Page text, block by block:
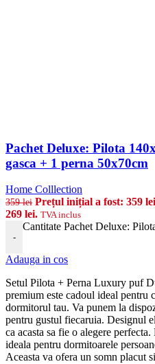
Pachet Deluxe: Pilota
gasca + 1 perna 50x70cm
Home Colllection
359lei Prețul inițial a fost: 359
269 lei. TVA inclus
-
Cantitate Pachet Deluxe:
Adauga in cos
Setul Pilota + Perna Luxury puf
premium este cadoul ideal pentru
dormitorul tau. Va punem la
pentru gustul fiecaruia. Designul
ca acasta sa fie o alegere
ideala pentru dormitoarele
Aceasta va ofera un somn placut